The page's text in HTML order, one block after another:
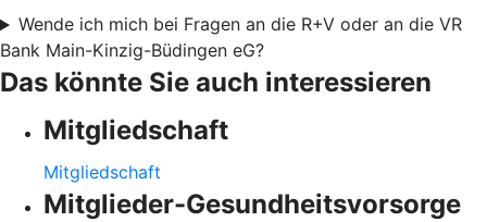
Wende ich mich bei Fragen an die R+V oder an die VR
Bank Main-Kinzig-Büdingen eG?
Das könnte Sie auch interessieren
Mitgliedschaft
Mitgliedschaft
Mitglieder-Gesundheitsvorsorge